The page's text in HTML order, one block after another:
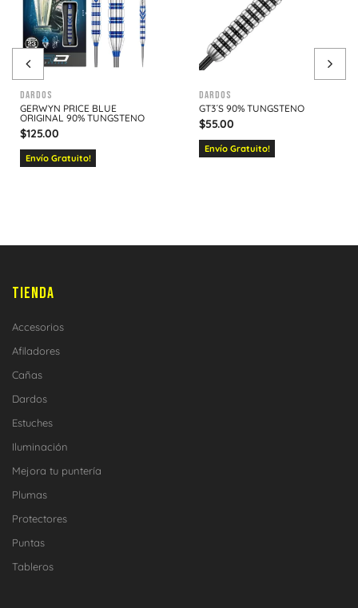
Dardos
GERWYN PRICE BLUE
ORIGINAL 90% TUNGSTENO
$125.00
Envío Gratuito!
Dardos
GT3´S 90% TUNGSTENO
$55.00
Envío Gratuito!
TIENDA
Accesorios
Afiladores
Cañas
Dardos
Estuches
Iluminación
Mejora tu puntería
Plumas
Protectores
Puntas
Tableros